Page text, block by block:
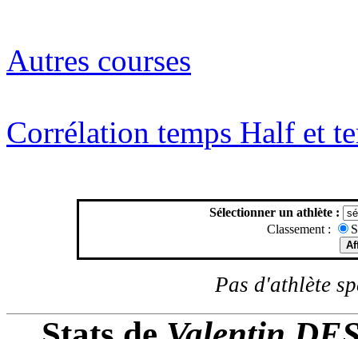
Autres courses
Corrélation temps Half et
Sélectionner un athlète :
Classement :
Pas d'athlète